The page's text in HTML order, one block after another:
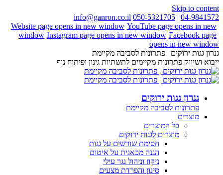
Skip to content
04-9841572
|
050-5321705
info@ganron.co.il
Website page opens in new window YouTube page opens in new
window Instagram page opens in new window Facebook page
opens in new window
גנרון גגות ירוקים | פתרונות לסביבה מקיימת
ייבוא ושיווק פתרונות מקיימים לתשתיות גינון ופיתוח נוף
גנרון גגות ירוקים
פתרונות לסביבה מקיימת
מוצרים
כל המוצרים
מוצרים לגגות ירוקים
חסימת שורשים על גגות
הגנה מכאנית על איטום
ניקוז וניהול נגר עילי
סינון והפרדת מצעים